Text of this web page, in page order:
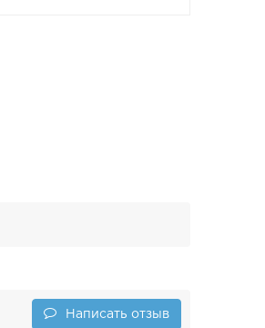
Написать отзыв